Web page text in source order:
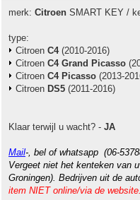
merk: Citroen SMART KEY /
type:
Citroen C4(2010-2016)
Citroen C4 Grand Picasso
Citroen C4 Picasso (2013-
Citroen DS5 (2011-2016)
Klaar terwijl u wacht? - JA
Mail-, bel of whatsapp (06-
Vergeet niet het kenteken van
Groningen). Bedrijven uit de
item NIET online/via de